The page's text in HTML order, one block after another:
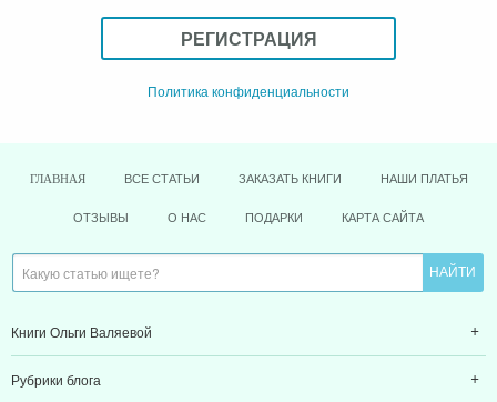
РЕГИСТРАЦИЯ
Политика конфиденциальности
ГЛАВНАЯ ВСЕ СТАТЬИ ЗАКАЗАТЬ КНИГИ НАШИ ПЛАТЬЯ
ОТЗЫВЫ О НАС ПОДАРКИ КАРТА САЙТА
Книги Ольги Валяевой
Рубрики блога